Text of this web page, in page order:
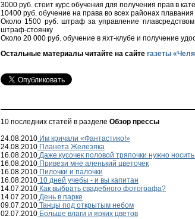
3000 руб. стоит курс обучения для получения прав в
10400 руб. обучение на права во всех районах
Около 1500 руб. штраф за управление
штраф-стоянку
Около 20 000 руб. обучение в яхт-клубе и получение
Остальные материалы читайте на сайте газеты
10 последних статей в разделе Обзор прессы
24.08.2010 Им кричали «Фантастико!»
24.08.2010 Планета Железяка
16.08.2010 Даже кусочек половой тряпочки нужно
16.08.2010 Привези мне аленький цветочек
16.08.2010 Пилочки и палочки
16.08.2010 10 дней учебы - и вы капитан
14.07.2010 Как выбрать свадебного фотографа?
14.07.2010 День в парке
09.07.2010 Танцы под открытым небом
02.07.2010 Больше влаги и ярких цветов